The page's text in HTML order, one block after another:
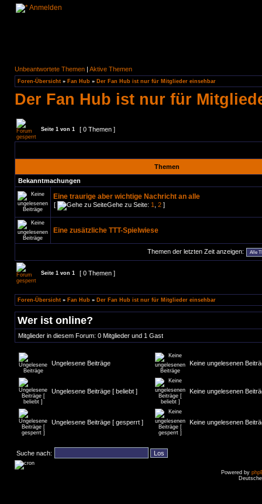
Anmelden
Unbeantwortete Themen | Aktive Themen
Foren-Übersicht » Fan Hub » Der Fan Hub ist nur für Mitglieder einsehbar
Der Fan Hub ist nur für
Seite 1 von 1 [ 0 Themen ]
Themen
Bekanntmachungen
Eine traurige aber wichtige Nachricht an alle
[ Gehe zu Seite: 1 2 ]
Eine zusätzliche TTT-Spielwiese
Themen der letzten Zeit anzeigen:
Seite 1 von 1 [ 0 Themen ]
Foren-Übersicht » Fan Hub » Der Fan Hub ist nur für Mitglieder einsehbar
Wer ist online?
Mitglieder in diesem Forum: 0 Mitglieder und 1 Gast
Ungelesene Beiträge Keine ungelesenen
Ungelesene Beiträge [ beliebt ] Keine ungelesenen
Ungelesene Beiträge [ gesperrt ] Keine ungelesenen
Suche nach:
Powered by